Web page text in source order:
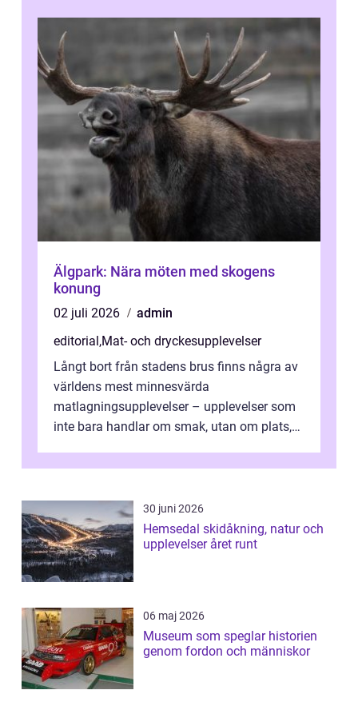
Älgpark: Nära möten med skogens
konung
02 juli 2026
admin
editorial ,Mat- och dryckesupplevelser
Långt bort från stadens brus finns några av
världens mest minnesvärda
matlagningsupplevelser – upplevelser som
inte bara handlar om smak, utan om plats,
30 juni 2026
Hemsedal skidåkning, natur och
upplevelser året runt
06 maj 2026
Museum som speglar historien
genom fordon och människor